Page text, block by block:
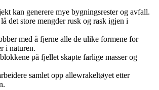
kan generere mye bygningsrester og avfall.
det store mengder rusk og rask igjen i
med å fjerne alle de ulike formene for
i naturen.
på fjellet skapte farlige masser og
samlet opp allewrakeltøyet etter